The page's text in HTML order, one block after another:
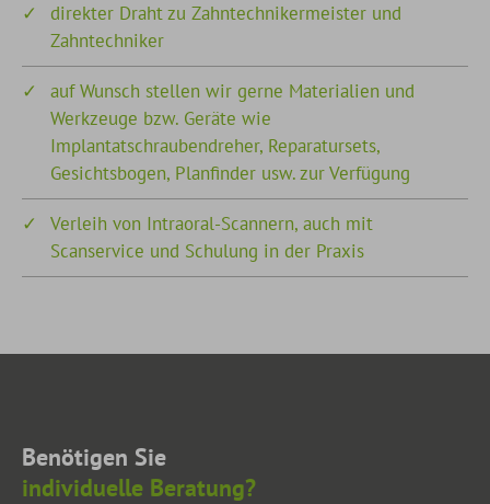
direkter Draht zu Zahntechnikermeister und
Zahntechniker
auf Wunsch stellen wir gerne Materialien und
Werkzeuge bzw. Geräte wie
Implantatschraubendreher, Reparatursets,
Gesichtsbogen, Planfinder usw. zur Verfügung
Verleih von Intraoral-Scannern, auch mit
Scanservice und Schulung in der Praxis
Benötigen Sie
individuelle Beratung?